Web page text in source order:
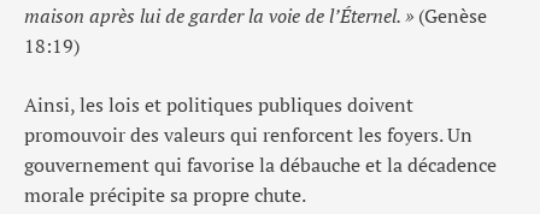
maison après lui de garder la voie de l’Éternel. » (Genèse
18:19)
Ainsi, les lois et politiques publiques doivent
promouvoir des valeurs qui renforcent les foyers. Un
gouvernement qui favorise la débauche et la décadence
morale précipite sa propre chute.